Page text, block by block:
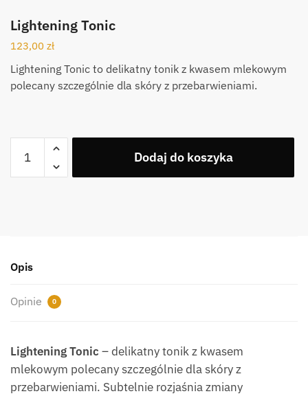
Lightening Tonic
123,00 zł
Lightening Tonic to delikatny tonik z kwasem mlekowym
polecany szczególnie dla skóry z przebarwieniami.
Lightening
Tonic
Dodaj do koszyka
Opis
Opinie 0
Lightening Tonic – delikatny tonik z kwasem
mlekowym polecany szczególnie dla skóry z
przebarwieniami. Subtelnie rozjaśnia zmiany